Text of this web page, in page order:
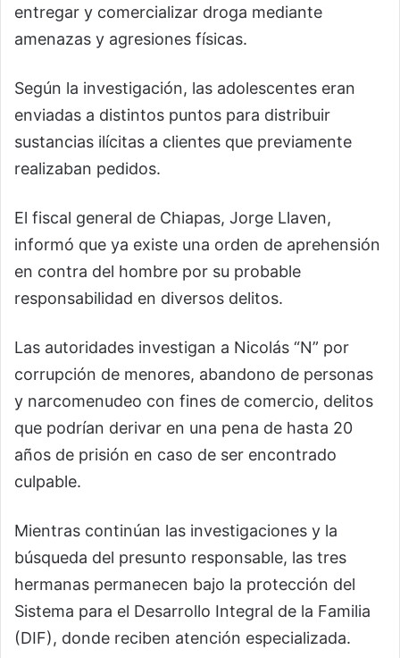
entregar y comercializar droga mediante
amenazas y agresiones físicas.
Según la investigación, las adolescentes eran
enviadas a distintos puntos para distribuir
sustancias ilícitas a clientes que previamente
realizaban pedidos.
El fiscal general de Chiapas, Jorge Llaven,
informó que ya existe una orden de aprehensión
en contra del hombre por su probable
responsabilidad en diversos delitos.
Las autoridades investigan a Nicolás “N” por
corrupción de menores, abandono de personas
y narcomenudeo con fines de comercio, delitos
que podrían derivar en una pena de hasta 20
años de prisión en caso de ser encontrado
culpable.
Mientras continúan las investigaciones y la
búsqueda del presunto responsable, las tres
hermanas permanecen bajo la protección del
Sistema para el Desarrollo Integral de la Familia
(DIF), donde reciben atención especializada.